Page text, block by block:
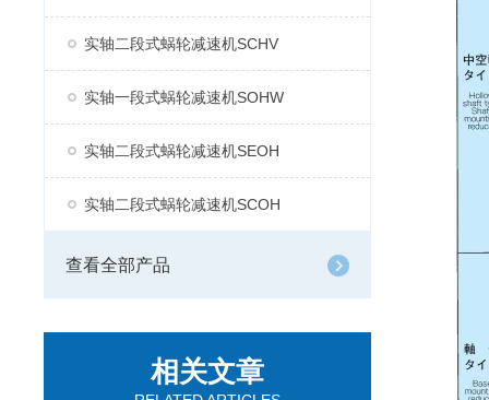
实轴二段式蜗轮减速机SCHV
实轴一段式蜗轮减速机SOHW
实轴二段式蜗轮减速机SEOH
实轴二段式蜗轮减速机SCOH
查看全部产品
相关文章